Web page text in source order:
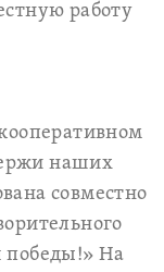
работу
наших
совместно
победы!» На